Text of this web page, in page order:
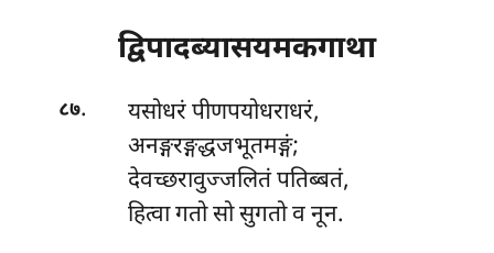
द्विपादब्यासयमकगाथा
८७.
यसोधरं पीणपयोधराधरं,
अनङ्गरङ्गद्धजभूतमङ्गं;
देवच्छरावुज्जलितं पतिब्बतं,
हित्वा गतो सो सुगतो व नून.